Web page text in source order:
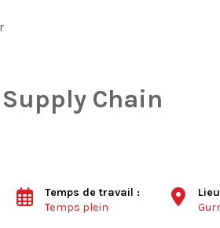
Supply Chain
Temps de travail :
Temps plein
Lieu